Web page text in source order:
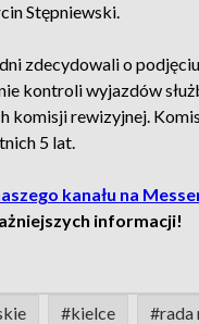
Stępniewski.
zdecydowali o
kontroli wyjazdów
komisji rewizyjnej.
5 lat.
kanału na
informacji!
#kielce #rada